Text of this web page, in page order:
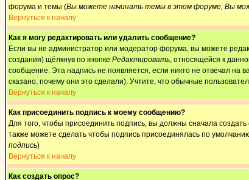
форума и темы (Вы можете начинать темы в этом форуме, Вы
Вернуться к началу
Как я могу редактировать или удалить сообщение?
Если вы не администратор или модератор форума, вы можете
создания) щёлкнув по кнопке Редактировать, относящейся к
сообщение. Эта надпись не появляется, если никто не отвечал на
сказано, почему они это сделали). Учтите, что обычные
Вернуться к началу
Как присоединить подпись к моему сообщению?
Для того, чтобы присоединить подпись, вы должны сначала
также можете сделать чтобы подпись присоединялась по
подпись)
Вернуться к началу
Как создать опрос?